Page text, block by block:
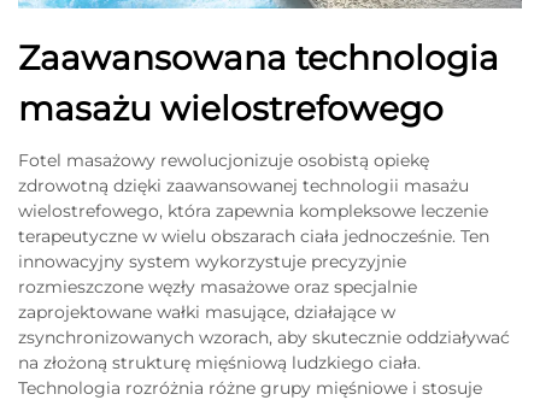
Zaawansowana technologia
masażu wielostrefowego
Fotel masażowy rewolucjonizuje osobistą opiekę
zdrowotną dzięki zaawansowanej technologii masażu
wielostrefowego, która zapewnia kompleksowe leczenie
terapeutyczne w wielu obszarach ciała jednocześnie. Ten
innowacyjny system wykorzystuje precyzyjnie
rozmieszczone węzły masażowe oraz specjalnie
zaprojektowane wałki masujące, działające w
zsynchronizowanych wzorach, aby skutecznie oddziaływać
na złożoną strukturę mięśniową ludzkiego ciała.
Technologia rozróżnia różne grupy mięśniowe i stosuje